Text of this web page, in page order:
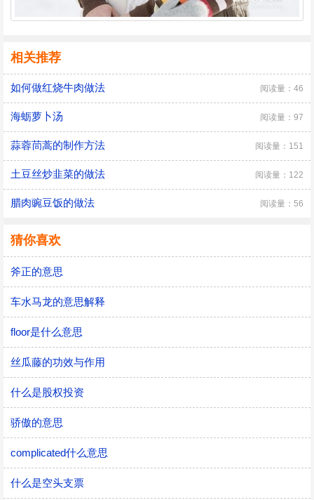
相关推荐
如何做红烧牛肉做法 阅读量：46
海蛎萝卜汤 阅读量：97
蒜蓉茼蒿的制作方法 阅读量：151
土豆丝炒韭菜的做法 阅读量：122
腊肉豌豆饭的做法 阅读量：56
猜你喜欢
斧正的意思
车水马龙的意思解释
floor是什么意思
丝瓜藤的功效与作用
什么是股权投资
骄傲的意思
complicated什么意思
什么是空头支票